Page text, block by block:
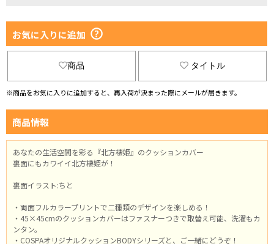
お気に入りに追加
商品 タイトル
※商品をお気に入りに追加すると、再入荷が決まった際にメールが届きます。
商品情報
あなたの生活空間を彩る『北方棲姫』のクッションカバー
裏面にもカワイイ北方棲姫が！
裏面イラスト:ちと
・両面フルカラープリントで二種類のデザインを楽しめる！
・45×45cmのクッションカバーはファスナーつきで取替え可能、洗濯もカ
ンタン。
・COSPAオリジナルクッションBODYシリーズと、ご一緒にどうぞ！